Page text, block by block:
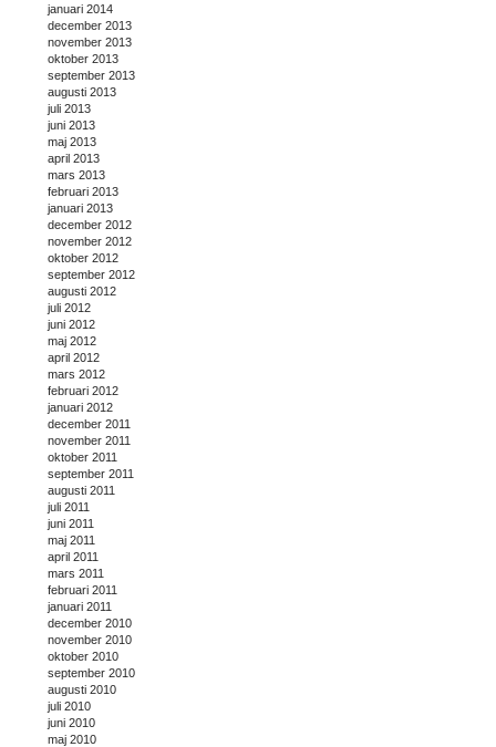
januari 2014
december 2013
november 2013
oktober 2013
september 2013
augusti 2013
juli 2013
juni 2013
maj 2013
april 2013
mars 2013
februari 2013
januari 2013
december 2012
november 2012
oktober 2012
september 2012
augusti 2012
juli 2012
juni 2012
maj 2012
april 2012
mars 2012
februari 2012
januari 2012
december 2011
november 2011
oktober 2011
september 2011
augusti 2011
juli 2011
juni 2011
maj 2011
april 2011
mars 2011
februari 2011
januari 2011
december 2010
november 2010
oktober 2010
september 2010
augusti 2010
juli 2010
juni 2010
maj 2010